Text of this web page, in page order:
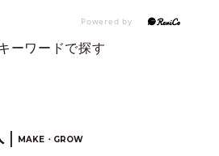
ーワードで探す
| MAKE・GROW